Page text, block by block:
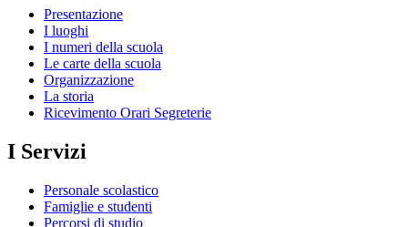
Presentazione
I luoghi
I numeri della scuola
Le carte della scuola
Organizzazione
La storia
Ricevimento Orari Segreterie
I Servizi
Personale scolastico
Famiglie e studenti
Percorsi di studio